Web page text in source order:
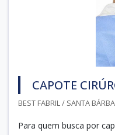
CAPOTE
BEST FABRIL / SANTA
Para quem busca por